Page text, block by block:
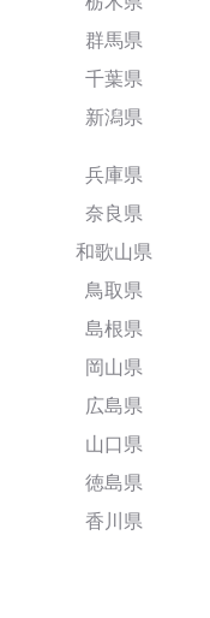
群馬県
千葉県
新潟県
兵庫県
奈良県
和歌山県
鳥取県
島根県
岡山県
広島県
山口県
徳島県
香川県